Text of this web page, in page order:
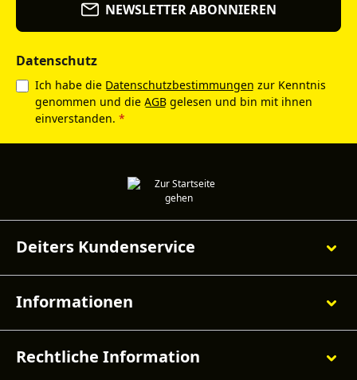
NEWSLETTER ABONNIEREN
Datenschutz
Ich habe die Datenschutzbestimmungen zur Kenntnis
genommen und die AGB gelesen und bin mit ihnen
einverstanden. *
Deiters Kundenservice
Informationen
Rechtliche Information